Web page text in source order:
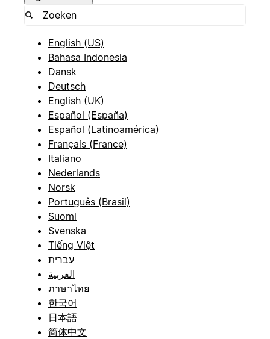
English (US)
Bahasa Indonesia
Dansk
Deutsch
English (UK)
Español (España)
Español (Latinoamérica)
Français (France)
Italiano
Nederlands
Norsk
Português (Brasil)
Suomi
Svenska
Tiếng Việt
עברית
العربية
ภาษาไทย
한국어
日本語
简体中文